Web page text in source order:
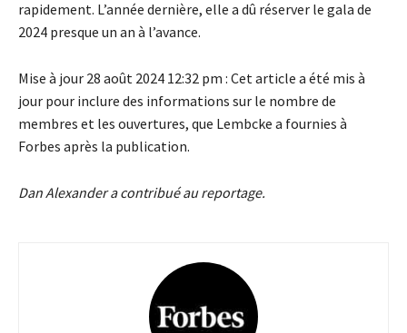
rapidement. L’année dernière, elle a dû réserver le gala de
2024 presque un an à l’avance.
Mise à jour 28 août 2024 12:32 pm : Cet article a été mis à
jour pour inclure des informations sur le nombre de
membres et les ouvertures, que Lembcke a fournies à
Forbes après la publication.
Dan Alexander a contribué au reportage.